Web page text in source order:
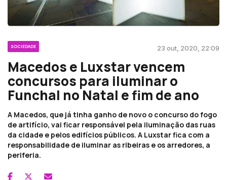
SOCIEDADE 23 out, 2020, 22:09
Macedos e Luxstar vencem
concursos para iluminar o
Funchal no Natal e fim de ano
A Macedos, que já tinha ganho de novo o concurso do fogo
de artifício, vai ficar responsável pela iluminação das ruas
da cidade e pelos edifícios públicos. A Luxstar fica com a
responsabilidade de iluminar as ribeiras e os arredores, a
periferia.